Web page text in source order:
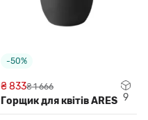
-50%
₴ 833₴ 1 666
Горщик для квітів ARES 9